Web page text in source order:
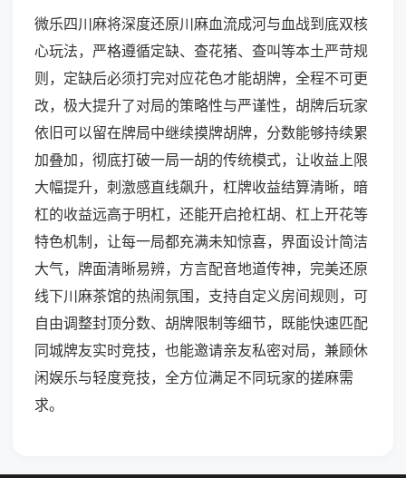
微乐四川麻将深度还原川麻血流成河与血战到底双核
心玩法，严格遵循定缺、查花猪、查叫等本土严苛规
则，定缺后必须打完对应花色才能胡牌，全程不可更
改，极大提升了对局的策略性与严谨性，胡牌后玩家
依旧可以留在牌局中继续摸牌胡牌，分数能够持续累
加叠加，彻底打破一局一胡的传统模式，让收益上限
大幅提升，刺激感直线飙升，杠牌收益结算清晰，暗
杠的收益远高于明杠，还能开启抢杠胡、杠上开花等
特色机制，让每一局都充满未知惊喜，界面设计简洁
大气，牌面清晰易辨，方言配音地道传神，完美还原
线下川麻茶馆的热闹氛围，支持自定义房间规则，可
自由调整封顶分数、胡牌限制等细节，既能快速匹配
同城牌友实时竞技，也能邀请亲友私密对局，兼顾休
闲娱乐与轻度竞技，全方位满足不同玩家的搓麻需
求。